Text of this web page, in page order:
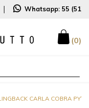
Whatsapp: 55 (51)
0
CARLA COBRA